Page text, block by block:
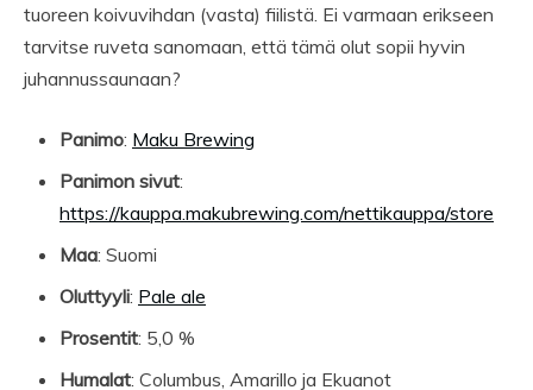
tuoreen koivuvihdan (vasta) fiilistä. Ei varmaan erikseen
tarvitse ruveta sanomaan, että tämä olut sopii hyvin
juhannussaunaan?
Panimo: Maku Brewing
Panimon sivut:
https://kauppa.makubrewing.com/nettikauppa/store
Maa: Suomi
Oluttyyli: Pale ale
Prosentit: 5,0 %
Humalat: Columbus, Amarillo ja Ekuanot